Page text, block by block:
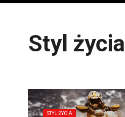
Styl życia
STYL ŻYCIA